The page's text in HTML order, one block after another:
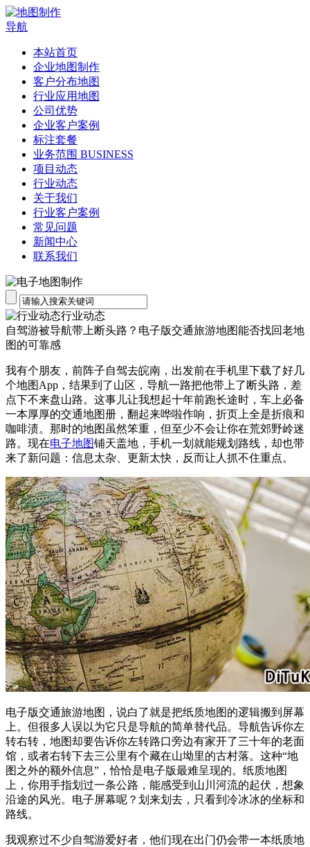
导航
本站首页
企业地图制作
客户分布地图
行业应用地图
公司优势
企业客户案例
标注套餐
业务范围 BUSINESS
项目动态
行业动态
关于我们
行业客户案例
常见问题
新闻中心
联系我们
行业动态
自驾游被导航带上断头路？电子版交通旅游地图能否找回老地
图的可靠感
我有个朋友，前阵子自驾去皖南，出发前在手机里下载了好几
个地图App，结果到了山区，导航一路把他带上了断头路，差
点下不来盘山路。这事儿让我想起十年前跑长途时，车上必备
一本厚厚的交通地图册，翻起来哗啦作响，折页上全是折痕和
咖啡渍。那时的地图虽然笨重，但至少不会让你在荒郊野岭迷
路。现在电子地图铺天盖地，手机一划就能规划路线，却也带
来了新问题：信息太杂、更新太快，反而让人抓不住重点。
电子版交通旅游地图，说白了就是把纸质地图的逻辑搬到屏幕
上。但很多人误以为它只是导航的简单替代品。导航告诉你左
转右转，地图却要告诉你左转路口旁边有家开了三十年的老面
馆，或者右转下去三公里有个藏在山坳里的古村落。这种“地
图之外的额外信息”，恰恰是电子版最难呈现的。纸质地图
上，你用手指划过一条公路，能感受到山川河流的起伏，想象
沿途的风光。电子屏幕呢？划来划去，只看到冷冰冰的坐标和
路线。
我观察过不少自驾游爱好者，他们现在出门仍会带一本纸质地